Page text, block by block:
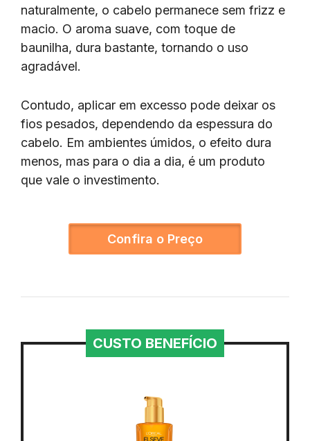
naturalmente, o cabelo permanece sem frizz e
macio. O aroma suave, com toque de
baunilha, dura bastante, tornando o uso
agradável.
Contudo, aplicar em excesso pode deixar os
fios pesados, dependendo da espessura do
cabelo. Em ambientes úmidos, o efeito dura
menos, mas para o dia a dia, é um produto
que vale o investimento.
Confira o Preço
CUSTO BENEFÍCIO